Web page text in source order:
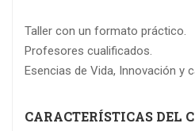
Taller con un formato práctico.
Profesores cualificados.
Esencias de Vida, Innovación y
CARACTERÍSTICAS DEL